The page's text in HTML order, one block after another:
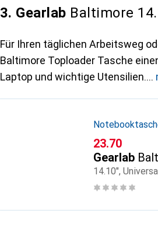
3. Gearlab Baltimore
Für Ihren täglichen Arbeitsweg
Baltimore Toploader Tasche
Laptop und wichtige Utensilien.
CHF
23.70
Gearlab
14.10",